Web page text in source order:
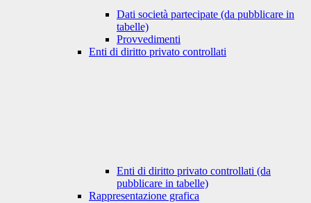
Dati società partecipate (da pubblicare in
tabelle)
Provvedimenti
Enti di diritto privato controllati
Enti di diritto privato controllati (da
pubblicare in tabelle)
Rappresentazione grafica